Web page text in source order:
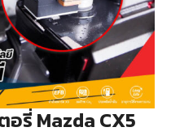
อรี่ Mazda CX5